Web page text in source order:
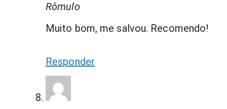
Rômulo
Muito bom, me salvou. Recomendo!
Responder